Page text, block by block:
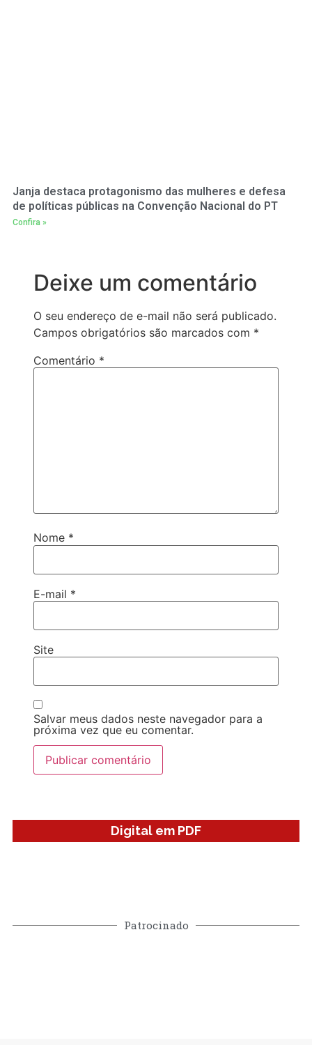
Janja destaca protagonismo das mulheres e defesa
de políticas públicas na Convenção Nacional do PT
Confira »
Deixe um comentário
O seu endereço de e-mail não será publicado.
Campos obrigatórios são marcados com *
Comentário *
Nome *
E-mail *
Site
Salvar meus dados neste navegador para a
próxima vez que eu comentar.
Digital em PDF
Patrocinado